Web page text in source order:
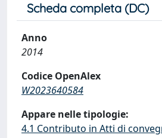
Scheda completa (DC)
Anno
2014
Codice OpenAlex
W2023640584
Appare nelle tipologie:
4.1 Contributo in Atti di